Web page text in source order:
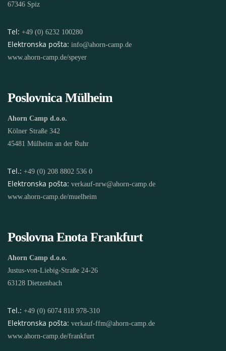
67346 Spiz
Tel: +49 (0) 6232 100280
Elektronska pošta: info@ahorn-camp.de
www.ahorn-camp.de/speyer
Poslovnica Mülheim
Ahorn Camp d.o.o.
Kölner Straße 342
45481 Mülheim an der Ruhr
Tel.: +49 (0) 208 8802 536 0
Elektronska pošta: verkauf-nrw@ahorn-camp.de
www.ahorn-camp.de/muelheim
Poslovna Enota Frankfurt
Ahorn Camp d.o.o.
Justus-von-Liebig-Straße 24-26
63128 Dietzenbach
Tel.: +49 (0) 6074 818 978-310
Elektronska pošta: verkauf-ffm@ahorn-camp.de
www.ahorn-camp.de/frankfurt